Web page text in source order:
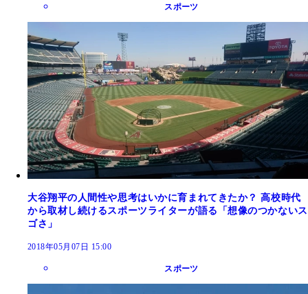
スポーツ
大谷翔平の人間性や思考はいかに育まれてきたか？ 高校時代
から取材し続けるスポーツライターが語る「想像のつかないス
ゴさ」
2018年05月07日 15:00
スポーツ